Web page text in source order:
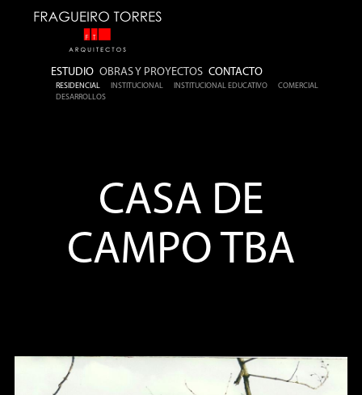
ESTUDIO OBRAS Y PROYECTOS CONTACTO
RESIDENCIAL INSTITUCIONAL INSTITUCIONAL EDUCATIVO
COMERCIAL
DESARROLLOS
CASA DE
CAMPO TBA